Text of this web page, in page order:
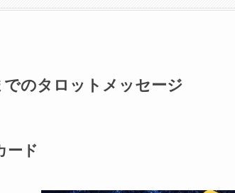
でのタロットメッセージ
ード